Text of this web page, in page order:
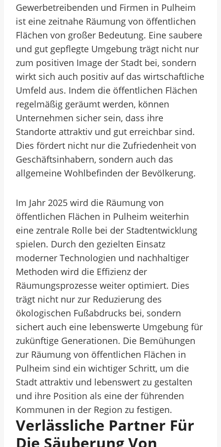
Gewerbetreibenden und Firmen in Pulheim
ist eine zeitnahe Räumung von öffentlichen
Flächen von großer Bedeutung. Eine saubere
und gut gepflegte Umgebung trägt nicht nur
zum positiven Image der Stadt bei, sondern
wirkt sich auch positiv auf das wirtschaftliche
Umfeld aus. Indem die öffentlichen Flächen
regelmäßig geräumt werden, können
Unternehmen sicher sein, dass ihre
Standorte attraktiv und gut erreichbar sind.
Dies fördert nicht nur die Zufriedenheit von
Geschäftsinhabern, sondern auch das
allgemeine Wohlbefinden der Bevölkerung.
Im Jahr 2025 wird die Räumung von
öffentlichen Flächen in Pulheim weiterhin
eine zentrale Rolle bei der Stadtentwicklung
spielen. Durch den gezielten Einsatz
moderner Technologien und nachhaltiger
Methoden wird die Effizienz der
Räumungsprozesse weiter optimiert. Dies
trägt nicht nur zur Reduzierung des
ökologischen Fußabdrucks bei, sondern
sichert auch eine lebenswerte Umgebung für
zukünftige Generationen. Die Bemühungen
zur Räumung von öffentlichen Flächen in
Pulheim sind ein wichtiger Schritt, um die
Stadt attraktiv und lebenswert zu gestalten
und ihre Position als eine der führenden
Kommunen in der Region zu festigen.
Verlässliche Partner Für
Die Säuberung Von